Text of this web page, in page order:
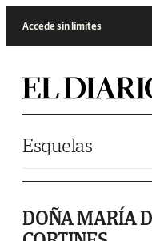
Accede sin límites
Esquelas
DOÑA MARÍA